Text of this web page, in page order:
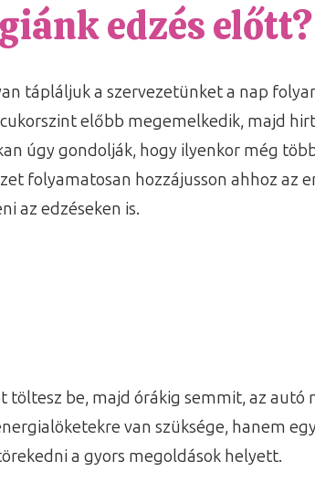
edzés előtt?
tápláljuk a szervezetünket a nap
előbb megemelkedik, majd
úgy gondolják, hogy ilyenkor még
folyamatosan hozzájusson ahhoz az
az edzéseken is.
töltesz be, majd órákig semmit, az autó
van szüksége, hanem
a gyors megoldások helyett.